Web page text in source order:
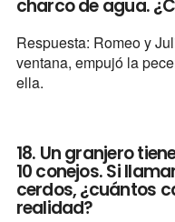
charco de agua.
Respuesta: Romeo y
ventana, empujó la
ella.
18. Un granjero
10 conejos. Si
cerdos, ¿cuántos
realidad?